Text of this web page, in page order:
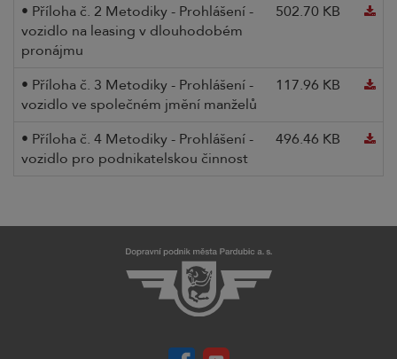
• Příloha č. 2 Metodiky - Prohlášení -
vozidlo na leasing v dlouhodobém
pronájmu
502.70 KB
• Příloha č. 3 Metodiky - Prohlášení -
vozidlo ve společném jmění manželů
117.96 KB
• Příloha č. 4 Metodiky - Prohlášení -
vozidlo pro podnikatelskou činnost
496.46 KB